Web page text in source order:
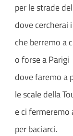
per le strade
dove cercherai
che berremo a
o forse a Parigi
dove faremo a
le scale della
e ci fermeremo
per baciarci.